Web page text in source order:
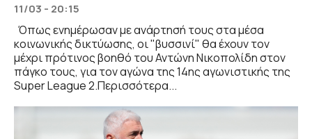
11/03 - 20:15
Όπως ενημέρωσαν με ανάρτησή τους στα μέσα
κοινωνικής δικτύωσης, οι "βυσσινί" θα έχουν τον
μέχρι πρότινος βοηθό του Αντώνη Νικοπολίδη στον
πάγκο τους, για τον αγώνα της 14ης αγωνιστικής της
Super League 2.Περισσότερα...